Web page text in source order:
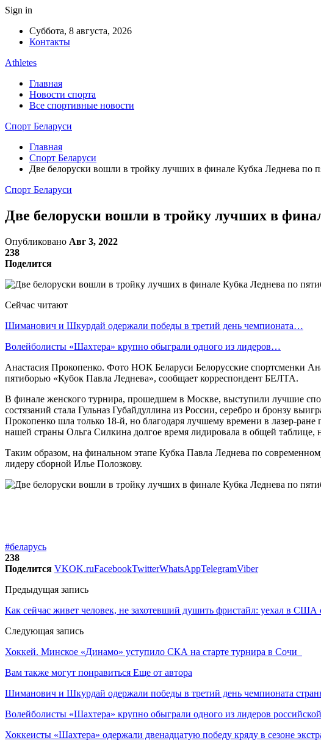
Sign in
Суббота, 8 августа, 2026
Контакты
Athletes
Главная
Новости спорта
Все спортивные новости
Спорт Беларуси
Главная
Спорт Беларуси
Две белоруски вошли в тройку лучших в финале Кубка Леднева по
Спорт Беларуси
Две белоруски вошли в тройку лучших в
Опубликовано Авг 3, 2022
238
Поделится
Сейчас читают
Шиманович и Шкурдай одержали победы в третий день чемпионата…
Волейболисты «Шахтера» крупно обыграли одного из лидеров…
Анастасия Прокопенко. Фото НОК Беларуси Белорусские спортсменки
пятиборью «Кубок Павла Леднева», сообщает корреспондент БЕЛТА.
В финале женского турнира, прошедшем в Москве, выступили лучшие
состязаний стала Гульназ Губайдуллина из России, серебро и бронзу
Прокопенко шла только 18-й, но благодаря лучшему времени в лазер-
нашей страны Ольга Силкина долгое время лидировала в общей таблице,
Таким образом, на финальном этапе Кубка Павла Леднева по
лидеру сборной Илье Полозкову.
#беларусь
238
Поделится VKOK.ruFacebookTwitterWhatsAppTelegramViber
Предыдущая запись
Как сейчас живет человек, не захотевший душить фристайл: уехал в США
Следующая запись
Хоккей. Минское «Динамо» уступило СКА на старте турнира в Сочи
Вам также могут понравиться Еще от автора
Шиманович и Шкурдай одержали победы в третий день чемпионата
Волейболисты «Шахтера» крупно обыграли одного из лидеров
Хоккеисты «Шахтера» одержали двенадцатую победу кряду в сезоне